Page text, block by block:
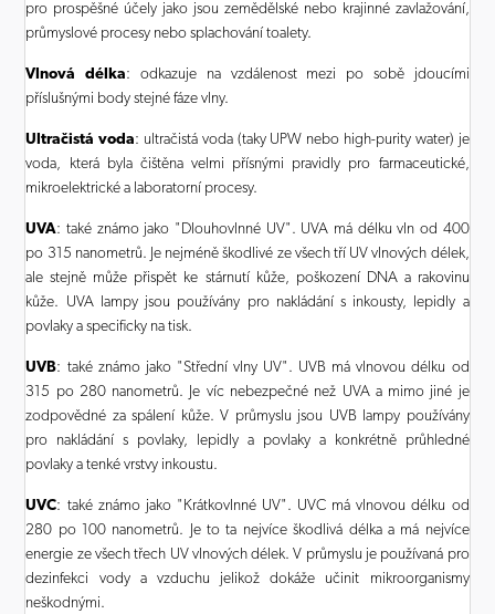
pro prospěšné účely jako jsou zemědělské nebo krajinné zavlažování,
průmyslové procesy nebo splachování toalety.
Vlnová délka: odkazuje na vzdálenost mezi po sobě jdoucími
příslušnými body stejné fáze vlny.
Ultračistá voda: ultračistá voda (taky UPW nebo high-purity water) je
voda, která byla čištěna velmi přísnými pravidly pro farmaceutické,
mikroelektrické a laboratorní procesy.
UVA: také známo jako "Dlouhovlnné UV". UVA má délku vln od 400
po 315 nanometrů. Je nejméně škodlivé ze všech tří UV vlnových délek,
ale stejně může přispět ke stárnutí kůže, poškození DNA a rakovinu
kůže. UVA lampy jsou používány pro nakládání s inkousty, lepidly a
povlaky a specificky na tisk.
UVB: také známo jako "Střední vlny UV". UVB má vlnovou délku od
315 po 280 nanometrů. Je víc nebezpečné než UVA a mimo jiné je
zodpovědné za spálení kůže. V průmyslu jsou UVB lampy používány
pro nakládání s povlaky, lepidly a povlaky a konkrétně průhledné
povlaky a tenké vrstvy inkoustu.
UVC: také známo jako "Krátkovlnné UV". UVC má vlnovou délku od
280 po 100 nanometrů. Je to ta nejvíce škodlivá délka a má nejvíce
energie ze všech třech UV vlnových délek. V průmyslu je používaná pro
dezinfekci vody a vzduchu jelikož dokáže učinit mikroorganismy
neškodnými.